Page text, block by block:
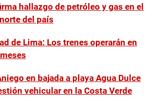
hallazgo de petróleo y gas en el
del país
de Lima: Los trenes operarán en
en bajada a playa Agua Dulce
vehicular en la Costa Verde